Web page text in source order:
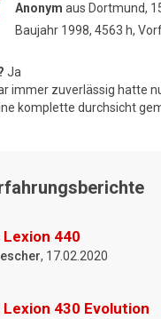
Anonym aus Dortmund,
Baujahr 1998, 4563 h,
Ja
immer zuverlässig hatte
komplette durchsicht
Lexion 440
, 17.02.2020
Lexion 430 Evolution